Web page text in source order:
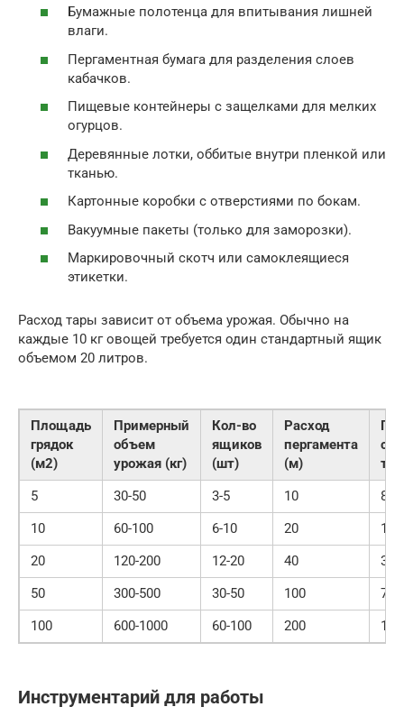
Бумажные полотенца для впитывания лишней
влаги.
Пергаментная бумага для разделения слоев
кабачков.
Пищевые контейнеры с защелками для мелких
огурцов.
Деревянные лотки, оббитые внутри пленкой или
тканью.
Картонные коробки с отверстиями по бокам.
Вакуумные пакеты (только для заморозки).
Маркировочный скотч или самоклеящиеся
этикетки.
Расход тары зависит от объема урожая. Обычно на
каждые 10 кг овощей требуется один стандартный ящик
объемом 20 литров.
Площадь
грядок
(м2)
Примерный
объем
урожая (кг)
Кол-во
ящиков
(шт)
Расход
пергамента
(м)
5
30-50 3-5 10
800
10
60-100 6-10 20
20
120-200 12-20 40
50
300-500 30-50 100
100
600-1000 60-100 200
Инструментарий для работы